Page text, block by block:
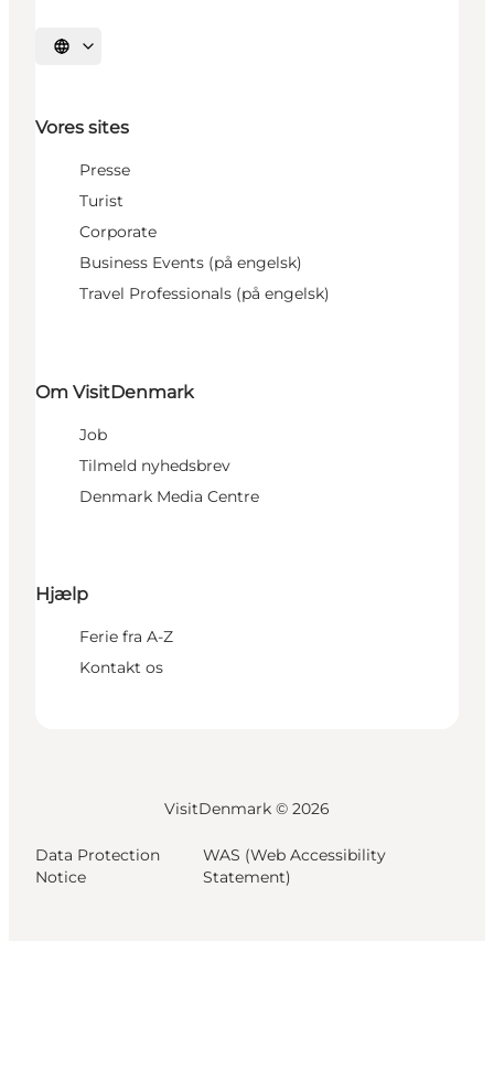
Vælg sprog
Vores sites
Presse
Turist
Corporate
Business Events (på engelsk)
Travel Professionals (på engelsk)
Om VisitDenmark
Job
Tilmeld nyhedsbrev
Denmark Media Centre
Hjælp
Ferie fra A-Z
Kontakt os
VisitDenmark © 2026
Data Protection
Notice
WAS (Web Accessibility
Statement)